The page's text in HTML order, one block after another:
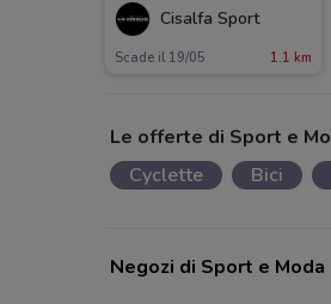
Cisalfa Sport
Scade il 19/05 1.1 km
Le offerte di Sport e
Cyclette
Bici
Negozi di Sport e Moda